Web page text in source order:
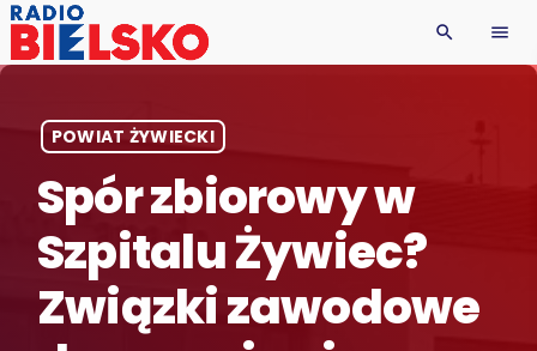
search menu
POWIAT ŻYWIECKI
Spór zbiorowy w
Szpitalu Żywiec?
Związki zawodowe